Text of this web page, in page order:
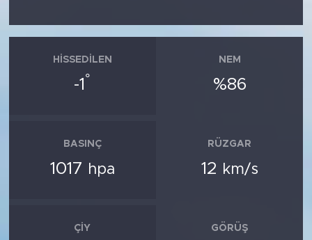
HISSEDILEN
-1 °
NEM
%86
BASINÇ
1017 hpa
RÜZGAR
12 km/s
ÇIY GÖRÜŞ